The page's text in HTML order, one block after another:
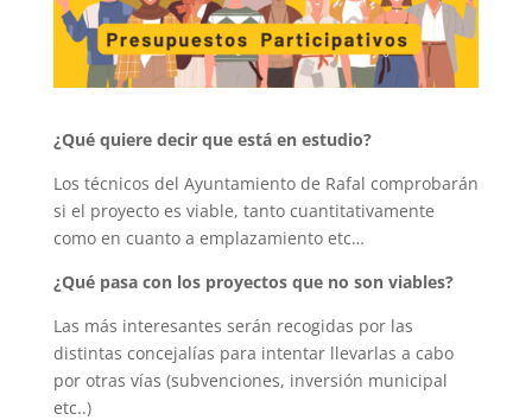
¿Qué quiere decir que está en estudio?
Los técnicos del Ayuntamiento de Rafal comprobarán
si el proyecto es viable, tanto cuantitativamente
como en cuanto a emplazamiento etc…
¿Qué pasa con los proyectos que no son viables?
Las más interesantes serán recogidas por las
distintas concejalías para intentar llevarlas a cabo
por otras vías (subvenciones, inversión municipal
etc..)